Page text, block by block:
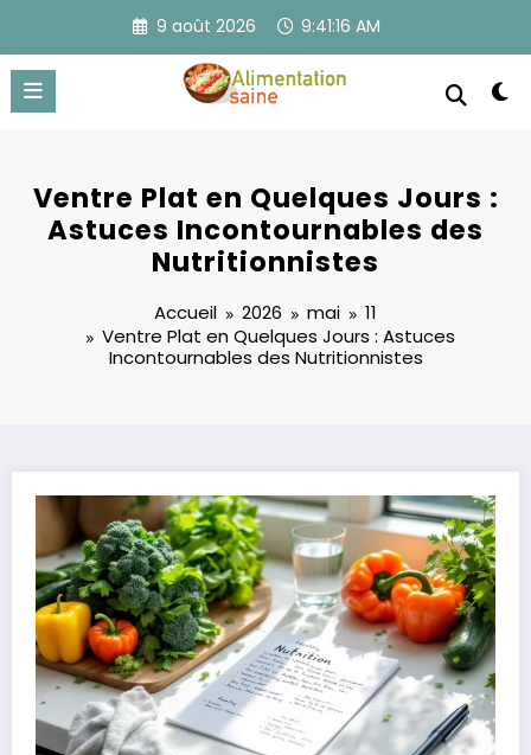
contenu
9 août 2026 9:41:17 AM
Ventre Plat en Quelques Jours :
Astuces Incontournables des
Nutritionnistes
Accueil 2026 mai
11
Ventre Plat en Quelques Jours : Astuces
Incontournables des Nutritionnistes